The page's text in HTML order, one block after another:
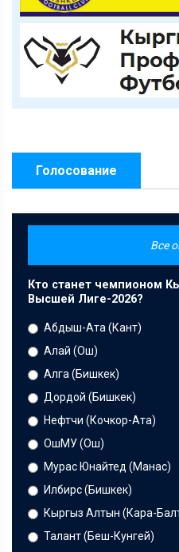
Голосование
Все
Кто станет чемпионом
Высшей Лиге-2026?
Абдыш-Ата (Кант)
Алай (Ош)
Алга (Бишкек)
Дордой (Бишкек)
Нефтчи (Кочкор-Ата)
ОшМУ (Ош)
Мурас Юнайтед (Манас)
Илбирс (Бишкек)
Кыргыз Алтын (Кара-
Талант (Беш-Кунгей)